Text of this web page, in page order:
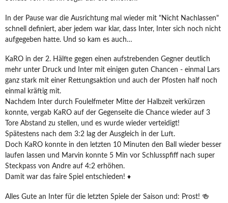
In der Pause war die Ausrichtung mal wieder mit "Nicht Nachlassen"
schnell definiert, aber jedem war klar, dass Inter, Inter sich noch nicht
aufgegeben hatte. Und so kam es auch…
KaRO in der 2. Hälfte gegen einen aufstrebenden Gegner deutlich
mehr unter Druck und Inter mit einigen guten Chancen - einmal Lars
ganz stark mit einer Rettungsaktion und auch der Pfosten half noch
einmal kräftig mit.
Nachdem Inter durch Foulelfmeter Mitte der Halbzeit verkürzen
konnte, vergab KaRO auf der Gegenseite die Chance wieder auf 3
Tore Abstand zu stellen, und es wurde wieder verteidigt!
Spätestens nach dem 3:2 lag der Ausgleich in der Luft.
Doch KaRO konnte in den letzten 10 Minuten den Ball wieder besser
laufen lassen und Marvin konnte 5 Min vor Schlusspfiff nach super
Steckpass von Andre auf 4:2 erhöhen.
Damit war das faire Spiel entschieden! ♦️
Alles Gute an Inter für die letzten Spiele der Saison und: Prost! 🍻